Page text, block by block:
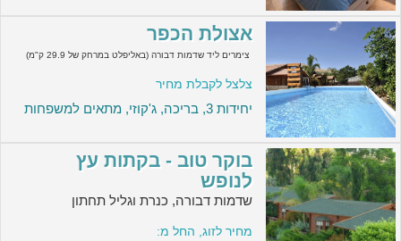
אצולת הכפר
צימרים ליד שדמות דבורה (באליפלט במרחק של 29.9 ק"מ)
צלצל לקבלת מחיר
יחידות 3, בריכה, ג'קוזי, מתאים למשפחות
בוקר טוב - בקתות עץ
לנופש
שדמות דבורה, כנרת וגליל תחתון
מחיר לזוג, החל מ: